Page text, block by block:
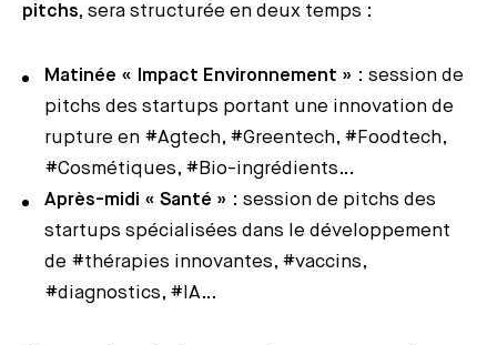
pitchs, sera structurée en deux temps :
Matinée « Impact Environnement » : session de
pitchs des startups portant une innovation de
rupture en #Agtech, #Greentech, #Foodtech,
#Cosmétiques, #Bio-ingrédients…
Après-midi « Santé » : session de pitchs des
startups spécialisées dans le développement
de #thérapies innovantes, #vaccins,
#diagnostics, #IA…